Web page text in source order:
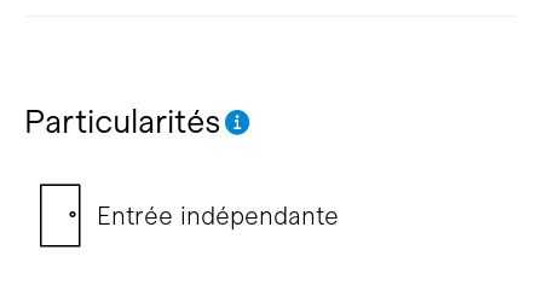
Particularités
Entrée indépendante